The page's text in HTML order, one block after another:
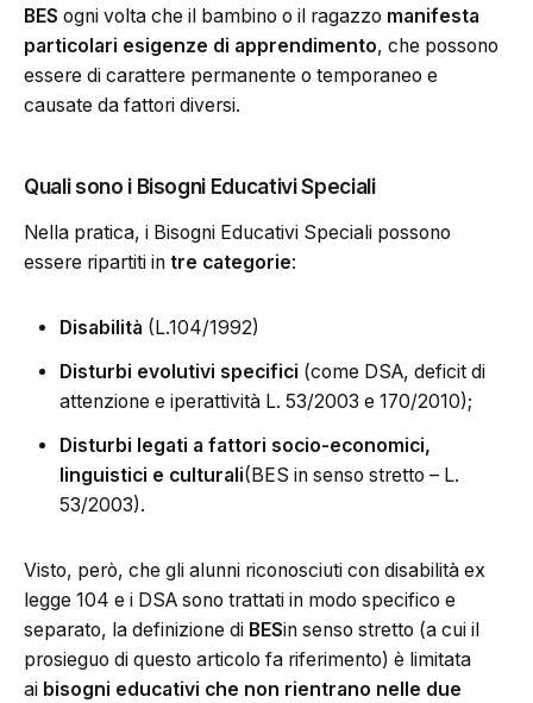
BES ogni volta che il bambino o il ragazzo manifesta
particolari esigenze di apprendimento, che possono
essere di carattere permanente o temporaneo e
causate da fattori diversi.
Quali sono i Bisogni Educativi Speciali
Nella pratica, i Bisogni Educativi Speciali possono
essere ripartiti in tre categorie:
Disabilità (L.104/1992)
Disturbi evolutivi specifici (come DSA, deficit di
attenzione e iperattività L. 53/2003 e 170/2010);
Disturbi legati a fattori socio-economici,
linguistici e culturali(BES in senso stretto – L.
53/2003).
Visto, però, che gli alunni riconosciuti con disabilità ex
legge 104 e i DSA sono trattati in modo specifico e
separato, la definizione di BESin senso stretto (a cui il
prosieguo di questo articolo fa riferimento) è limitata
ai bisogni educativi che non rientrano nelle due